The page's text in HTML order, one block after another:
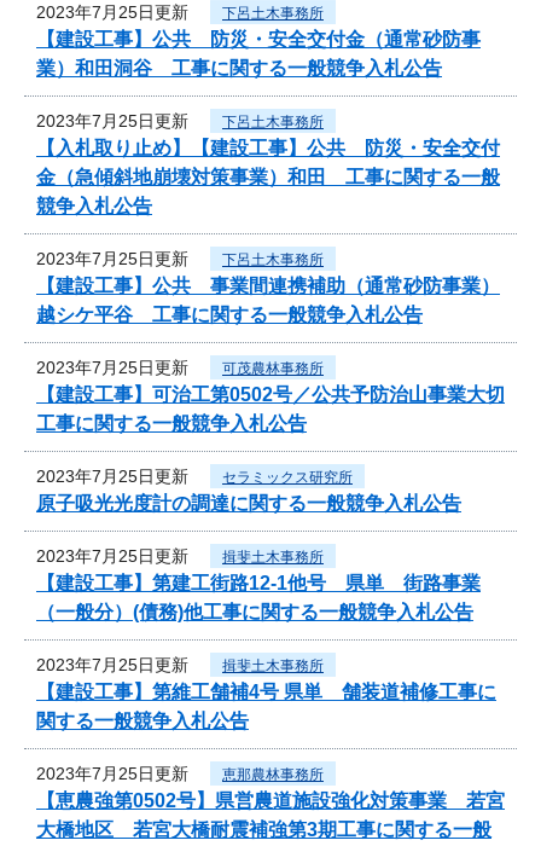
2023年7月25日更新 下呂土木事務所
【建設工事】公共 防災・安全交付金（通常砂防事
業）和田洞谷 工事に関する一般競争入札公告
2023年7月25日更新 下呂土木事務所
【入札取り止め】【建設工事】公共 防災・安全交付
金（急傾斜地崩壊対策事業）和田 工事に関する一般
競争入札公告
2023年7月25日更新 下呂土木事務所
【建設工事】公共 事業間連携補助（通常砂防事業）
越シケ平谷 工事に関する一般競争入札公告
2023年7月25日更新 可茂農林事務所
【建設工事】可治工第0502号／公共予防治山事業大切
工事に関する一般競争入札公告
2023年7月25日更新 セラミックス研究所
原子吸光光度計の調達に関する一般競争入札公告
2023年7月25日更新 揖斐土木事務所
【建設工事】第建工街路12-1他号 県単 街路事業
（一般分）(債務)他工事に関する一般競争入札公告
2023年7月25日更新 揖斐土木事務所
【建設工事】第維工舗補4号 県単 舗装道補修工事に
関する一般競争入札公告
2023年7月25日更新 恵那農林事務所
【恵農強第0502号】県営農道施設強化対策事業 若宮
大橋地区 若宮大橋耐震補強第3期工事に関する一般